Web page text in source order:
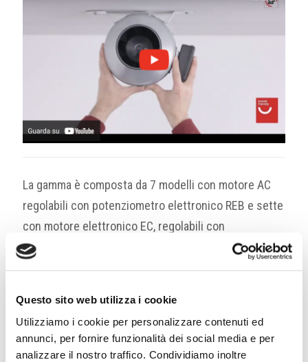
Questo sito web utilizza i cookie
Utilizziamo i cookie per personalizzare contenuti ed
annunci, per fornire funzionalità dei social media e per
analizzare il nostro traffico. Condividiamo inoltre
La gamma è composta da 7 modelli con motore AC
regolabili con potenziometro elettronico REB e sette
con motore elettronico EC, regolabili con
potenziometro REB ECOWATT o sonde con segnale
di uscita 0-10V.
fino alla più grande 315 mm con portate fino 1610
mc/h.